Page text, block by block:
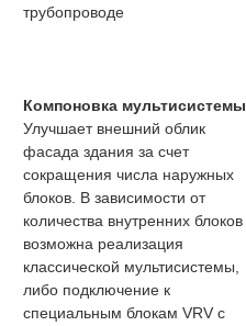
трубопроводе
Компоновка мультисистемы
Улучшает внешний облик
фасада здания за счет
сокращения числа наружных
блоков. В зависимости от
количества внутренних блоков
возможна реализация
классической мультисистемы,
либо подключение к
специальным блокам VRV с